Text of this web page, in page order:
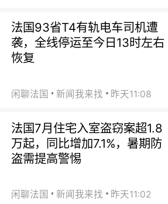
法国93省T4有轨电车司机遭
袭，全线停运至今日13时左右
恢复
闲聊法国 新闻我来找 昨天11:08
法国7月住宅入室盗窃案超1.8
万起，同比增加7.1%，暑期防
盗需提高警惕
闲聊法国 新闻我来找 昨天11:02